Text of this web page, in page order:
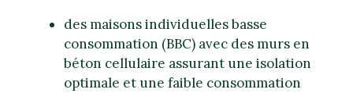
des maisons individuelles basse
consommation (BBC) avec des murs en
béton cellulaire assurant une isolation
optimale et une faible consommation